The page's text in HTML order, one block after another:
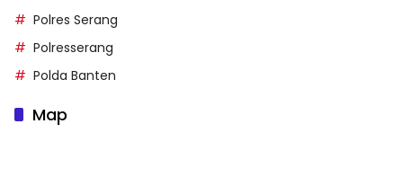
Polres Serang
Polresserang
Polda Banten
Map